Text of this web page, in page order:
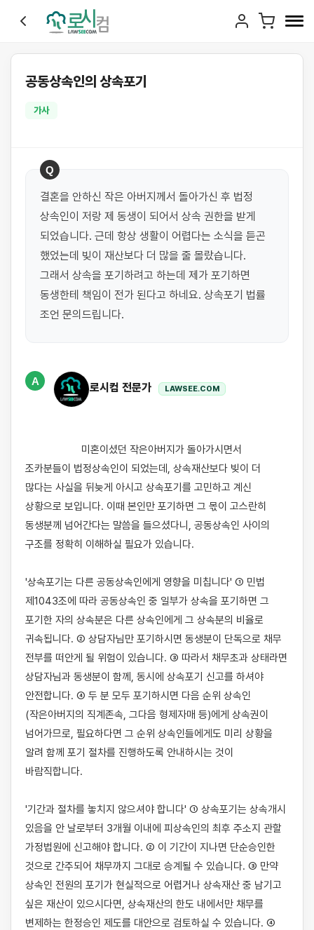
공동상속인의 상속포기
가사
Q
결혼을 안하신 작은 아버지께서 돌아가신 후 법정
상속인이 저랑 제 동생이 되어서 상속 권한을 받게
되었습니다. 근데 항상 생활이 어렵다는 소식을 듣곤
했었는데 빚이 재산보다 더 많을 줄 몰랐습니다.
그래서 상속을 포기하려고 하는데 제가 포기하면
동생한테 책임이 전가 된다고 하네요. 상속포기 법률
조언 문의드립니다.
A
로시컴 전문가 LAWSEE.COM
조카분들이 법정상속인이 되었는데, 상속재산보다 빚이 더
많다는 사실을 뒤늦게 아시고 상속포기를 고민하고 계신
상황으로 보입니다. 이때 본인만 포기하면 그 몫이 고스란히
동생분께 넘어간다는 말씀을 들으셨다니, 공동상속인 사이의
구조를 정확히 이해하실 필요가 있습니다.
'상속포기는 다른 공동상속인에게 영향을 미칩니다' ① 민법
제1043조에 따라 공동상속인 중 일부가 상속을 포기하면 그
포기한 자의 상속분은 다른 상속인에게 그 상속분의 비율로
귀속됩니다. ② 상담자님만 포기하시면 동생분이 단독으로 채무
전부를 떠안게 될 위험이 있습니다. ③ 따라서 채무초과 상태라면
상담자님과 동생분이 함께, 동시에 상속포기 신고를 하셔야
안전합니다. ④ 두 분 모두 포기하시면 다음 순위 상속인
(작은아버지의 직계존속, 그다음 형제자매 등)에게 상속권이
넘어가므로, 필요하다면 그 순위 상속인들에게도 미리 상황을
알려 함께 포기 절차를 진행하도록 안내하시는 것이
바람직합니다.
'기간과 절차를 놓치지 않으셔야 합니다' ① 상속포기는 상속개시
있음을 안 날로부터 3개월 이내에 피상속인의 최후 주소지 관할
가정법원에 신고해야 합니다. ② 이 기간이 지나면 단순승인한
것으로 간주되어 채무까지 그대로 승계될 수 있습니다. ③ 만약
상속인 전원의 포기가 현실적으로 어렵거나 상속재산 중 남기고
싶은 재산이 있으시다면, 상속재산의 한도 내에서만 채무를
변제하는 한정승인 제도를 대안으로 검토하실 수 있습니다. ④